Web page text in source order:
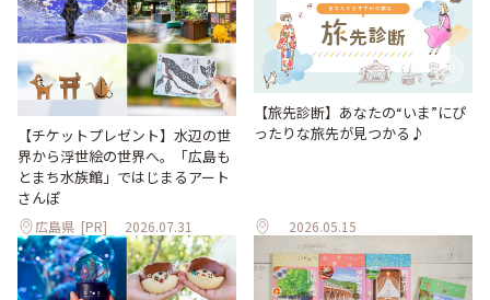
【チケットプレゼント】水辺の世
界から浮世絵の世界へ。「広島も
とまち水族館」ではじまるアート
さんぽ
広島県 [PR] 2026.07.31
【旅先診断】あなたの“いま”にぴ
ったりな旅先が見つかる♪
2026.05.15